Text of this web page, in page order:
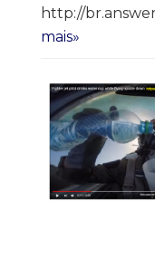
http://
mais»